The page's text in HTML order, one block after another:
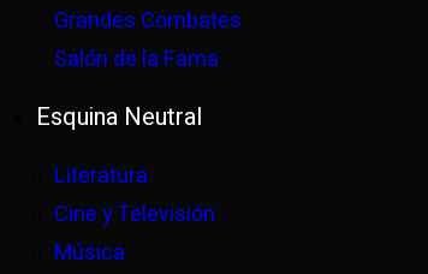
Grandes Combates
Salón de la Fama
Esquina Neutral
Literatura
Cine y Televisión
Música